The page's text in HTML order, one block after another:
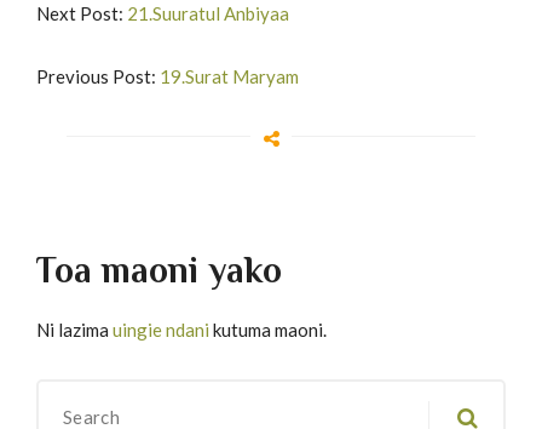
Next Post: 21.Suuratul Anbiyaa
Previous Post: 19.Surat Maryam
Toa maoni yako
Ni lazima uingie ndani kutuma maoni.